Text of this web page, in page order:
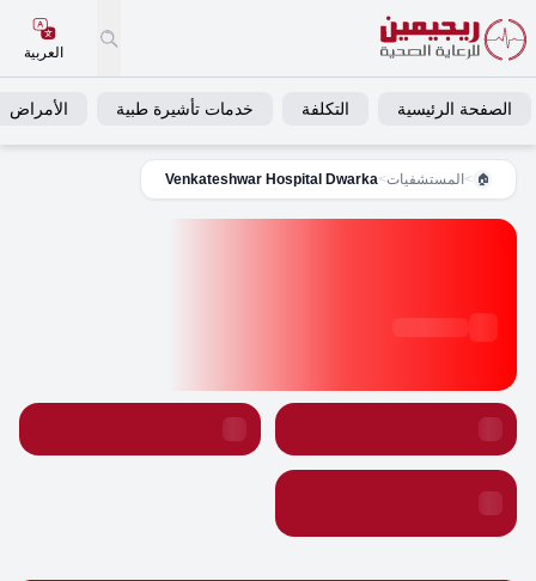
العربية
الصفحة الرئيسية التكلفة خدمات تأشيرة طبية الأمراض
🏠
> المستشفيات>
Venkateshwar Hospital Dwarka